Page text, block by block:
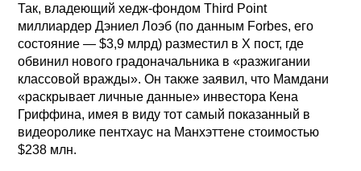
Так, владеющий хедж-фондом Third Point
миллиардер Дэниел Лоэб (по данным Forbes, его
состояние — $3,9 млрд) разместил в X пост, где
обвинил нового градоначальника в «разжигании
классовой вражды». Он также заявил, что Мамдани
«раскрывает личные данные» инвестора Кена
Гриффина, имея в виду тот самый показанный в
видеоролике пентхаус на Манхэттене стоимостью
$238 млн.